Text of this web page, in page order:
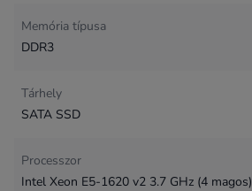
Memória típusa
DDR3
Tárhely
SATA SSD
Processzor
Intel Xeon E5-1620 v2 3.7 GHz (4 magos)